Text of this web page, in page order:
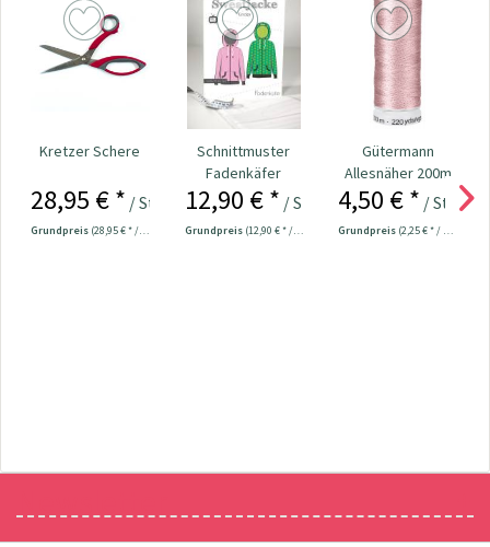
Kretzer Schere
28,95 € * / Stück
Grundpreis (28,95 € * / 1 Stück)
Schnittmuster
Fadenkäfer
Sweatjacke
12,90 € * / Stück
Grundpreis (12,90 € * / 1 Stück)
Gütermann
Allesnäher 200m
Fb. 662 - altrosa
4,50 € * / Stück
Grundpreis (2,25 € * / 100 Meter)